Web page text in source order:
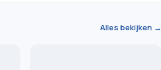
Alles bekijken →